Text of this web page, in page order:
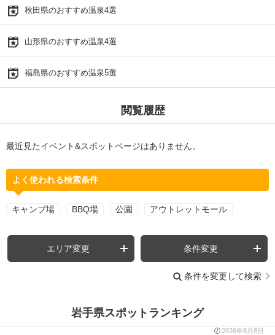
秋田県のおすすめ温泉4選
山形県のおすすめ温泉4選
福島県のおすすめ温泉5選
閲覧履歴
最近見たイベント&スポットページはありません。
よく使われる検索条件
キャンプ場 BBQ場 公園 アウトレットモール
エリア変更 条件変更
条件を変更して検索
岩手県スポットランキング
2026年8月8日